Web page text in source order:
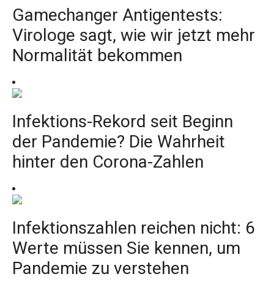
Gamechanger Antigentests:
Virologe sagt, wie wir jetzt mehr
Normalität bekommen
Infektions-Rekord seit Beginn
der Pandemie? Die Wahrheit
hinter den Corona-Zahlen
Infektionszahlen reichen nicht: 6
Werte müssen Sie kennen, um
Pandemie zu verstehen